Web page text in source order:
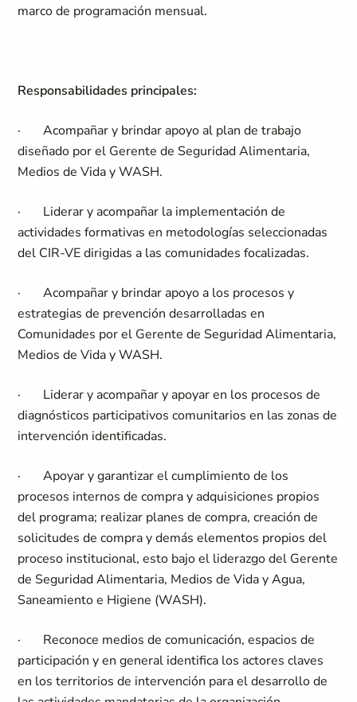
marco de programación mensual.
Responsabilidades principales:
·Acompañar y brindar apoyo al plan de trabajo
diseñado por el Gerente de Seguridad Alimentaria,
Medios de Vida y WASH.
· Liderar y acompañar la implementación de
actividades formativas en metodologías seleccionadas
del CIR-VE dirigidas a las comunidades focalizadas.
·Acompañar y brindar apoyo a los procesos y
estrategias de prevención desarrolladas en
Comunidades por el Gerente de Seguridad Alimentaria,
Medios de Vida y WASH.
· Liderar y acompañar y apoyar en los procesos de
diagnósticos participativos comunitarios en las zonas de
intervención identificadas.
·Apoyar y garantizar el cumplimiento de los
procesos internos de compra y adquisiciones propios
del programa; realizar planes de compra, creación de
solicitudes de compra y demás elementos propios del
proceso institucional, esto bajo el liderazgo del Gerente
de Seguridad Alimentaria, Medios de Vida y Agua,
Saneamiento e Higiene (WASH).
· Reconoce medios de comunicación, espacios de
participación y en general identifica los actores claves
en los territorios de intervención para el desarrollo de